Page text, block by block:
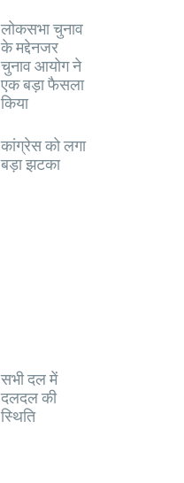
लोकसभा चुनाव
के मद्देनजर
चुनाव आयोग ने
एक बड़ा फैसला
किया
कांग्रेस को लगा
बड़ा झटका
सभी दल में
दलदल की
स्थिति